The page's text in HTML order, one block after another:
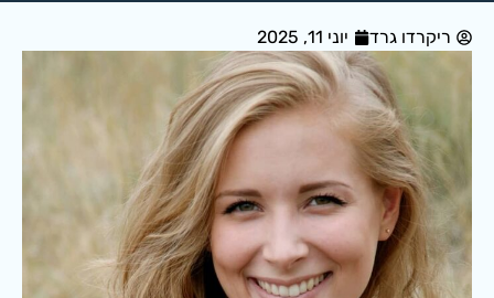
ריקרדו גרד יוני 11, 2025